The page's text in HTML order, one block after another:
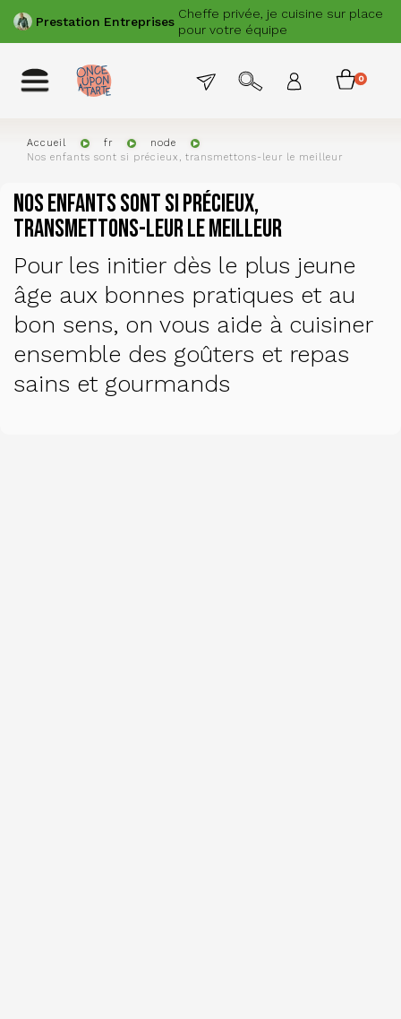
Aller
au
contenu
Prestation Entreprises
Cheffe privée, je cuisine sur place
pour votre équipe
PRÉCÉDENT SUIVANT
Toggle
navigation
Menu
permanent
Menu
de
0
Accueil fr
node
Nos enfants sont si précieux, transmettons-leur le meilleur
Nos enfants sont si précieux,
transmettons-leur le meilleur
Pour les initier dès le plus jeune
âge aux bonnes pratiques et au
bon sens, on vous aide à cuisiner
ensemble des goûters et repas
sains et gourmands